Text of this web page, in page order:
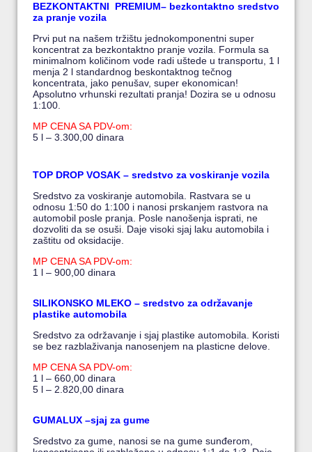
BEZKONTAKTNI PREMIUM– bezkontaktno sredstvo
za pranje vozila
Prvi put na našem tržištu jednokomponentni super
koncentrat za bezkontaktno pranje vozila. Formula sa
minimalnom količinom vode radi uštede u transportu, 1 l
menja 2 l standardnog beskontaktnog tečnog
koncentrata, jako penušav, super ekonomican!
Apsolutno vrhunski rezultati pranja! Dozira se u odnosu
1:100.
MP CENA SA PDV-om:
5 l – 3.300,00 dinara
TOP DROP VOSAK – sredstvo za voskiranje vozila
Sredstvo za voskiranje automobila. Rastvara se u
odnosu 1:50 do 1:100 i nanosi prskanjem rastvora na
automobil posle pranja. Posle nanošenja isprati, ne
dozvoliti da se osuši. Daje visoki sjaj laku automobila i
zaštitu od oksidacije.
MP CENA SA PDV-om:
1 l – 900,00 dinara
SILIKONSKO MLEKO – sredstvo za održavanje
plastike automobila
Sredstvo za održavanje i sjaj plastike automobila. Koristi
se bez razblaživanja nanosenjem na plasticne delove.
MP CENA SA PDV-om:
1 l – 660,00 dinara
5 l – 2.820,00 dinara
GUMALUX –sjaj za gume
Sredstvo za gume, nanosi se na gume sunđerom,